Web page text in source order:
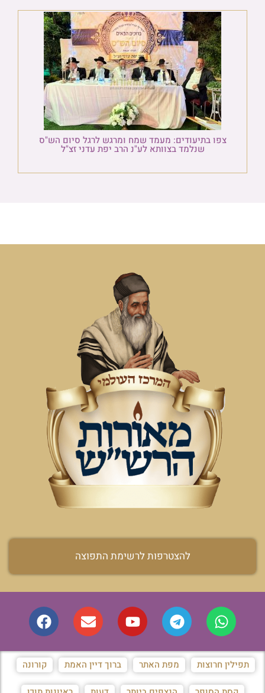
צפו בתיעודים: מעמד שמח ומרגש לרגל סיום הש"ס
שנלמד בצוותא לע"נ הרב יפת עדני זצ"ל
להצטרפות לרשימת התפוצה
תפילין חרוצות מפת האתר ברוך דיין האמת קורונה